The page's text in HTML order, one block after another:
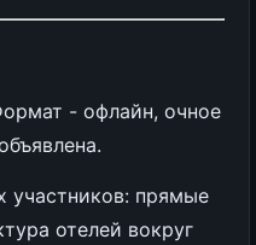
- офлайн, очное
прямые
отелей вокруг